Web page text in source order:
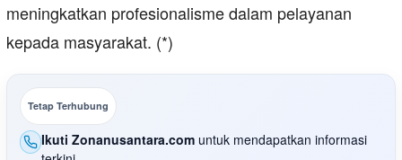
meningkatkan profesionalisme dalam pelayanan
kepada masyarakat. (*)
Tetap Terhubung
Ikuti Zonanusantara.com untuk mendapatkan informasi